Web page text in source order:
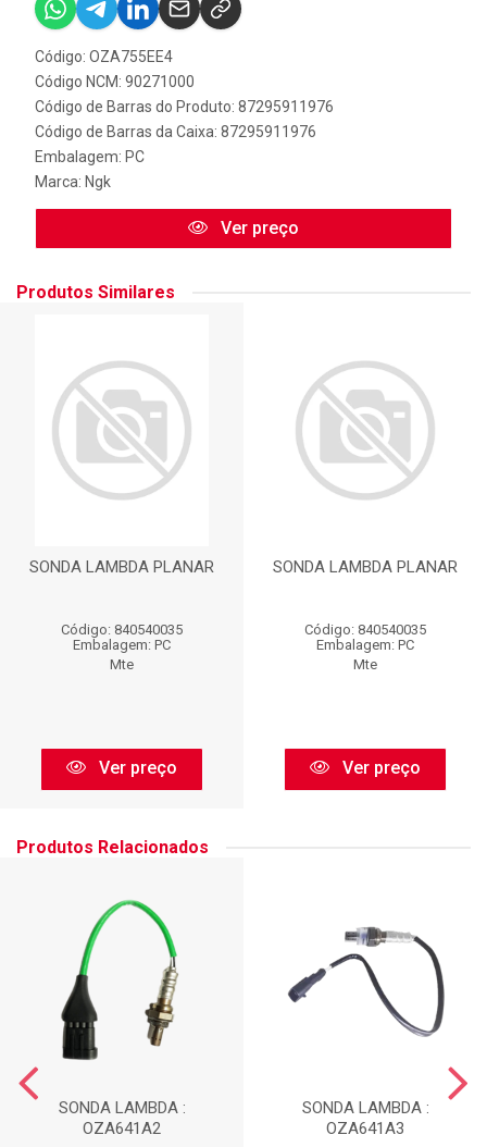
Código: OZA755EE4
Código NCM: 90271000
Código de Barras do Produto: 87295911976
Código de Barras da Caixa: 87295911976
Embalagem: PC
Marca: Ngk
Ver preço
Produtos Similares
SONDA LAMBDA PLANAR
Código: 840540035
Embalagem: PC
Mte
Ver preço
SONDA LAMBDA PLANAR
Código: 840540035
Embalagem: PC
Mte
Ver preço
Produtos Relacionados
SONDA LAMBDA :
OZA641A2
SONDA LAMBDA :
OZA641A3